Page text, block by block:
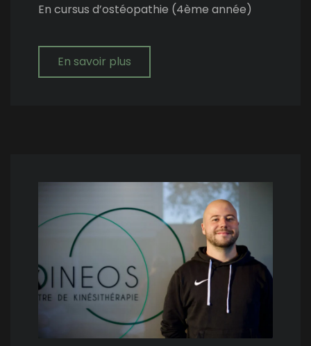
En cursus d’ostéopathie (4ème année)
En savoir plus